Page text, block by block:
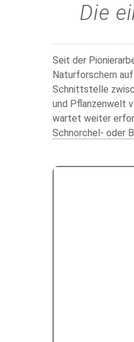
Die
Seit der
Naturforschern
Schnittstelle
und Pflanzenwelt
wartet weiter
Schnorchel- oder